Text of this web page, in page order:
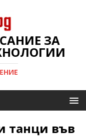
ЗА
танци във